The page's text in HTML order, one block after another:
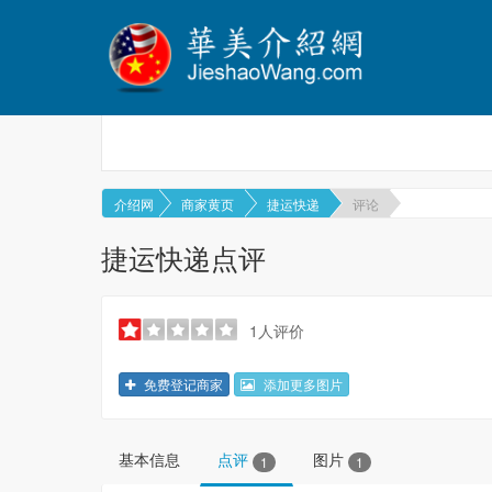
介绍网 商家黄页 捷运快递 评论
捷运快递点评
1人评价
免费登记商家 添加更多图片
基本信息 点评 1 图片 1